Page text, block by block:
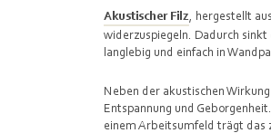
Akustischer Filz , hergestellt
widerzuspiegeln. Dadurch
langlebig und einfach in
Neben der akustischen
Entspannung und
einem Arbeitsumfeld trägt das